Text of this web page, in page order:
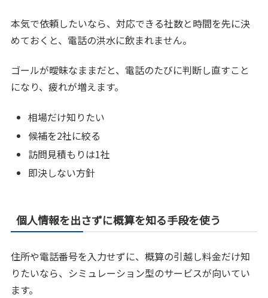
本気で依頼したいなら、対応できる社数と時間を先に決
めておくと、電話の洪水に飲まれません。
ゴールが曖昧なままだと、電話のたびに判断し直すこと
になり、疲れが増えます。
相場だけ知りたい
候補を2社に絞る
訪問見積もりは1社
即決しない方針
個人情報を出さずに概算を知る手段を使う
住所や電話番号を入力せずに、概算の引越し料金だけ知
りたいなら、シミュレーション型のサービスが向いてい
ます。